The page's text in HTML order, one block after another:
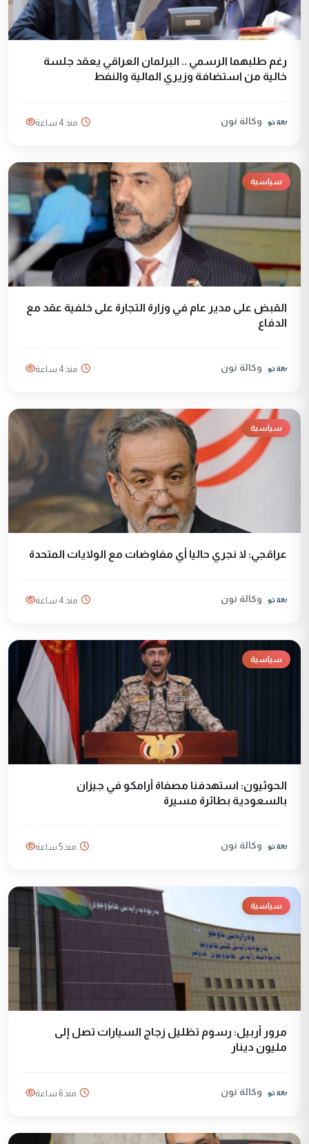
رغم طلبهما الرسمي .. البرلمان العراقي يعقد جلسة
خالية من استضافة وزيري المالية والنفط
وكالة نون منذ 4 ساعة
سياسية
القبض على مدير عام في وزارة التجارة على خلفية عقد مع
الدفاع
وكالة نون منذ 4 ساعة
سياسية
عراقجي: لا نجري حاليا أي مفاوضات مع الولايات المتحدة
وكالة نون منذ 4 ساعة
سياسية
الحوثيون: استهدفنا مصفاة أرامكو في جيزان
بالسعودية بطائرة مسيرة
وكالة نون منذ 5 ساعة
سياسية
مرور أربيل: رسوم تظليل زجاج السيارات تصل إلى
مليون دينار
وكالة نون منذ 6 ساعة